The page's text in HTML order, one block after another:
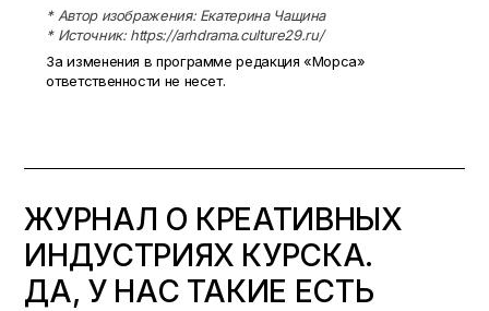
* Автор изображения: Екатерина Чащина
* Источник: https://arhdrama.culture29.ru/
За изменения в программе редакция «Морса»
ответственности не несет.
ЖУРНАЛ О КРЕАТИВНЫХ
ИНДУСТРИЯХ КУРСКА.
ДА, У НАС ТАКИЕ ЕСТЬ